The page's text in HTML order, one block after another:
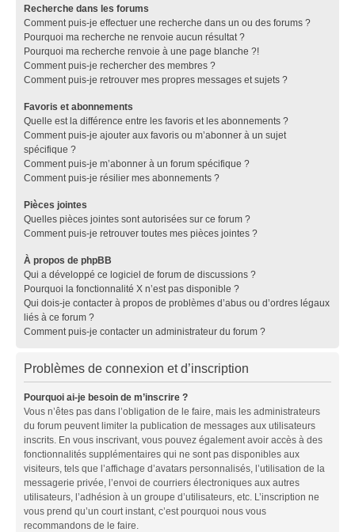
Recherche dans les forums
Comment puis-je effectuer une recherche dans un ou des forums ?
Pourquoi ma recherche ne renvoie aucun résultat ?
Pourquoi ma recherche renvoie à une page blanche ?!
Comment puis-je rechercher des membres ?
Comment puis-je retrouver mes propres messages et sujets ?
Favoris et abonnements
Quelle est la différence entre les favoris et les abonnements ?
Comment puis-je ajouter aux favoris ou m’abonner à un sujet
spécifique ?
Comment puis-je m’abonner à un forum spécifique ?
Comment puis-je résilier mes abonnements ?
Pièces jointes
Quelles pièces jointes sont autorisées sur ce forum ?
Comment puis-je retrouver toutes mes pièces jointes ?
À propos de phpBB
Qui a développé ce logiciel de forum de discussions ?
Pourquoi la fonctionnalité X n’est pas disponible ?
Qui dois-je contacter à propos de problèmes d’abus ou d’ordres légaux
liés à ce forum ?
Comment puis-je contacter un administrateur du forum ?
Problèmes de connexion et d’inscription
Pourquoi ai-je besoin de m’inscrire ?
Vous n’êtes pas dans l’obligation de le faire, mais les administrateurs
du forum peuvent limiter la publication de messages aux utilisateurs
inscrits. En vous inscrivant, vous pouvez également avoir accès à des
fonctionnalités supplémentaires qui ne sont pas disponibles aux
visiteurs, tels que l’affichage d’avatars personnalisés, l’utilisation de la
messagerie privée, l’envoi de courriers électroniques aux autres
utilisateurs, l’adhésion à un groupe d’utilisateurs, etc. L’inscription ne
vous prend qu’un court instant, c’est pourquoi nous vous
recommandons de le faire.